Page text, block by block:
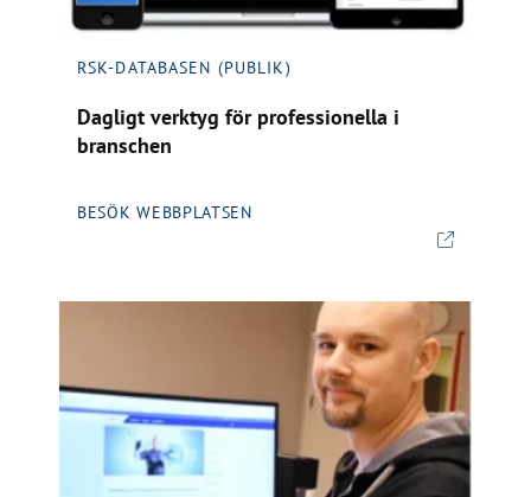
RSK-DATABASEN (PUBLIK)
Dagligt verktyg för professionella i
branschen
BESÖK WEBBPLATSEN